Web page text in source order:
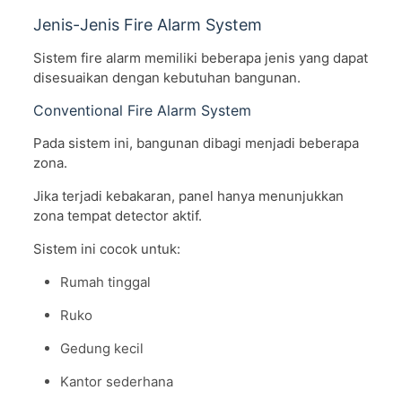
Jenis-Jenis Fire Alarm System
Sistem fire alarm memiliki beberapa jenis yang dapat
disesuaikan dengan kebutuhan bangunan.
Conventional Fire Alarm System
Pada sistem ini, bangunan dibagi menjadi beberapa
zona.
Jika terjadi kebakaran, panel hanya menunjukkan
zona tempat detector aktif.
Sistem ini cocok untuk:
Rumah tinggal
Ruko
Gedung kecil
Kantor sederhana